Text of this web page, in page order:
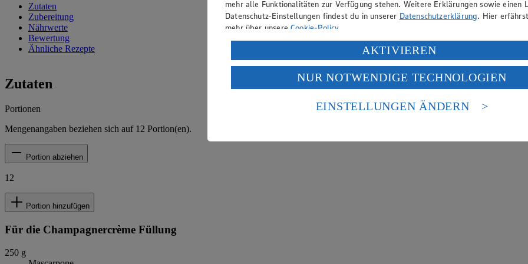
Zutaten
Zubereitung
Nährwerte
Bewertung
Ähnliche Rezepte
Zutaten
Portionen
Mengenangaben beziehen sich auf 12 Portion(en).
Portion abziehen
12
Portion hinzufügen
Für die Champagnercrème Füllung
250 g
mehr alle Funktionalitäten zur Verfügung stehen. Weitere Erklärungen sowie einen
Datenschutz-Einstellungen findest du in unserer Datenschutzerklärung. Hier
mehr über unsereCookie-Policy.
Verarbeitung deiner personenbezogenen Daten in den USA durch Facebook und
Wenn du auf „Aktivieren“ klickst, willigst du im Sinne des Art. 49 Abs. 1 Satz 1 lit.
ein, dass deine Daten in den USA verarbeitet werden. Der EuGH sieht die USA als
einem nach europäischen Standards nicht angemessenen Datenschutzniveau an. Es
Risiko eines Zugriffs durch US-amerikanische Behörden.
AKTIVIEREN
NUR NOTWENDIGE TECHNOLOGIEN
EINSTELLUNGEN ÄNDERN